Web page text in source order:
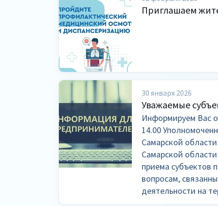
️Приглашаем
30 января 2026
Уважаемые
Информируем Вас
14.00
Самарской
Самарской
приема субъектов
вопросам,
деятельности на